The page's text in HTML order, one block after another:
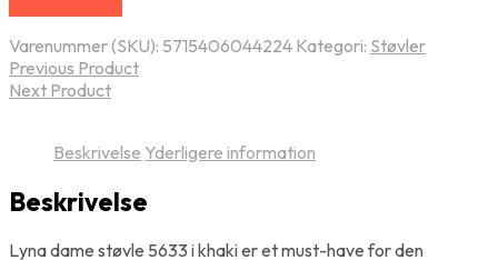
Varenummer (SKU): 5715406044224 Kategori: Støvler
Previous Product
Next Product
Beskrivelse Yderligere information
Beskrivelse
Lyna dame støvle 5633 i khaki er et must-have for den